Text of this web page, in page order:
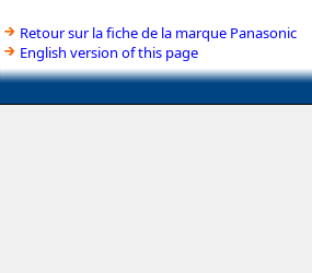
Retour sur la fiche de la marque Panasonic
English version of this page